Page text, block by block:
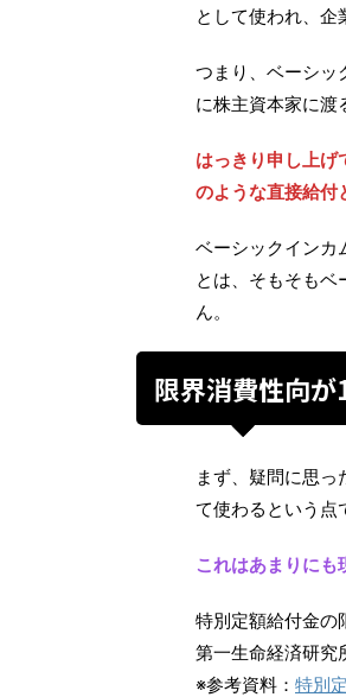
として使われ、企
つまり、ベーシッ
に株主資本家に渡
はっきり申し上げ
のような直接給付
ベーシックインカ
とは、そもそも
ん。
限界消費性向
まず、疑問に思
て使わるという点
これはあまりにも
特別定額給付金の
第一生命経済研究
※参考資料： 特別